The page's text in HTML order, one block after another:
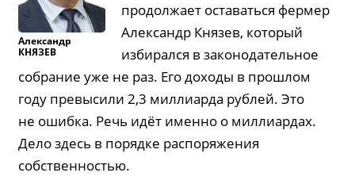
Александр
КНЯЗЕВ
продолжает оставаться фермер
Александр Князев, который
избирался в законодательное
собрание уже не раз. Его доходы в прошлом
году превысили 2,3 миллиарда рублей. Это
не ошибка. Речь идёт именно о миллиардах.
Дело здесь в порядке распоряжения
собственностью.